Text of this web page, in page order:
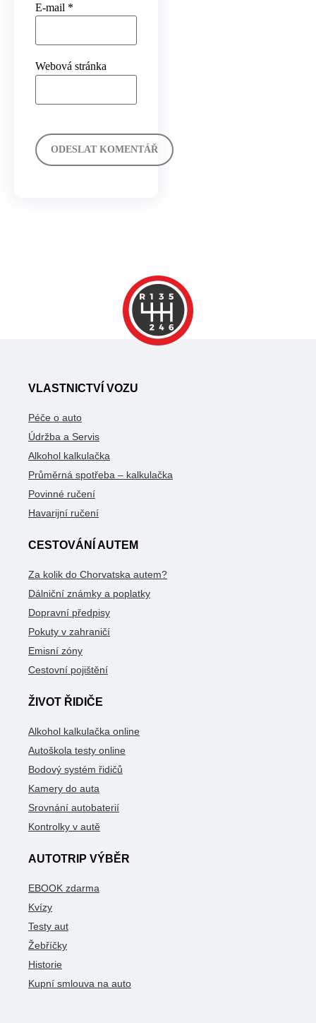
E-mail *
Webová stránka
VLASTNICTVÍ VOZU
Péče o auto
Údržba a Servis
Alkohol kalkulačka
Průměrná spotřeba – kalkulačka
Povinné ručení
Havarijní ručení
CESTOVÁNÍ AUTEM
Za kolik do Chorvatska autem?
Dálniční známky a poplatky
Dopravní předpisy
Pokuty v zahraničí
Emisní zóny
Cestovní pojištění
ŽIVOT ŘIDIČE
Alkohol kalkulačka online
Autoškola testy online
Bodový systém řidičů
Kamery do auta
Srovnání autobaterií
Kontrolky v autě
AUTOTRIP VÝBĚR
EBOOK zdarma
Kvízy
Testy aut
Žebříčky
Historie
Kupní smlouva na auto